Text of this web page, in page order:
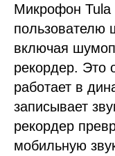
Микрофон Tula
пользователю
включая
рекордер. Это
работает в
записывает
рекордер
мобильную